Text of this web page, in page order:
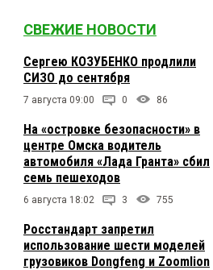
СВЕЖИЕ НОВОСТИ
Сергею КОЗУБЕНКО продлили
СИЗО до сентября
7 августа 09:00 0 86
На «островке безопасности» в
центре Омска водитель
автомобиля «Лада Гранта» сбил
семь пешеходов
6 августа 18:02 3 755
Росстандарт запретил
использование шести моделей
грузовиков Dongfeng и Zoomlion